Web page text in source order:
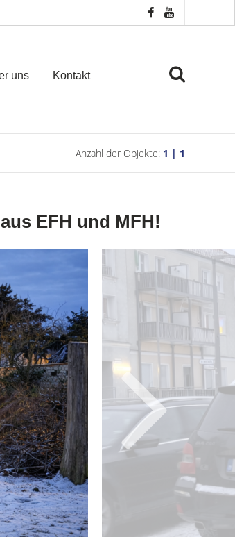
uns Kontakt
Anzahl der Objekte: 1 | 1
EFH und MFH!